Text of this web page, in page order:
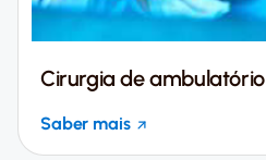
Cirurgia de ambulatório
Saber mais